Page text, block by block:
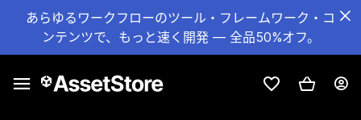
あらゆるワークフローのツール・フレームワーク・コ
ンテンツで、もっと速く開発 — 全品50%オフ。